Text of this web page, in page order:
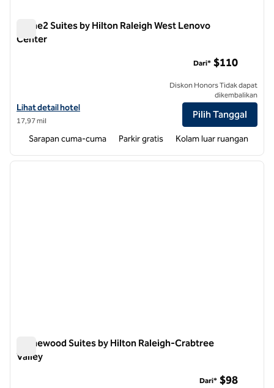
Home2 Suites by Hilton Raleigh West Lenovo
Center
Lihat detail hotel untuk Home2 Suites by Hilton Raleigh West
Lihat detail hotel
17,97 mil
Dari* $110
Diskon Honors Tidak dapat
dikembalikan
Pilih Tanggal
Sarapan cuma-cuma Parkir gratis Kolam luar ruangan
1 dari 12
Homewood Suites by Hilton Raleigh-Crabtree
Valley
Dari* $98